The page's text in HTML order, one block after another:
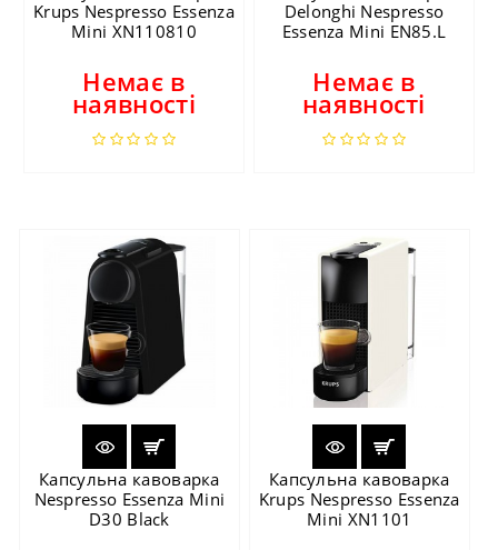
Krups Nespresso Essenza
Mini XN110810
Немає в
наявності
Delonghi Nespresso
Essenza Mini EN85.L
Немає в
наявності
Капсульна кавоварка
Nespresso Essenza Mini
D30 Black
Капсульна кавоварка
Krups Nespresso Essenza
Mini XN1101